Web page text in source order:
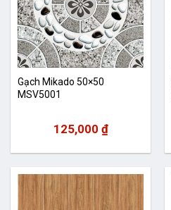
Gạch Mikado 50×50
MSV5001
125,000 ₫